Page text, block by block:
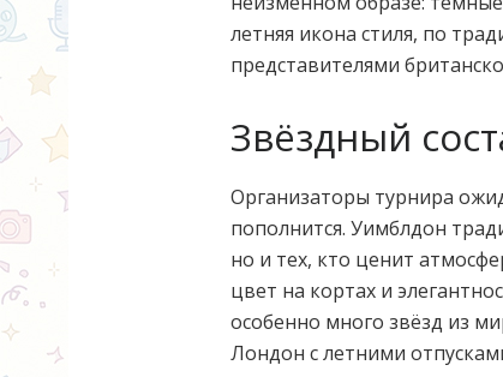
летняя икона стиля, по
представителями
Звёздный
Организаторы турнира
пополнится. Уимблдон
но и тех, кто ценит
цвет на кортах и
особенно много звёзд из
Лондон с летними